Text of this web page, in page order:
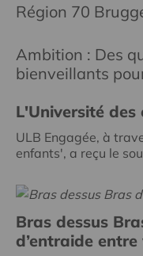
Région 70
Ambition : Des
bienveillants
L'Université des
ULB Engagée, à
enfants', a reçu le
Bras dessus
d’entraide entre